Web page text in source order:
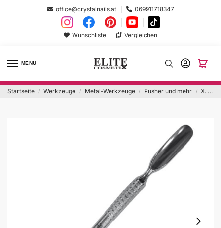
office@crystalnails.at 069911718347
Wunschliste Vergleichen
MENU
Startseite / Werkzeuge / Metal-Werkzeuge / Pusher und mehr / X. Cuticle Preparer